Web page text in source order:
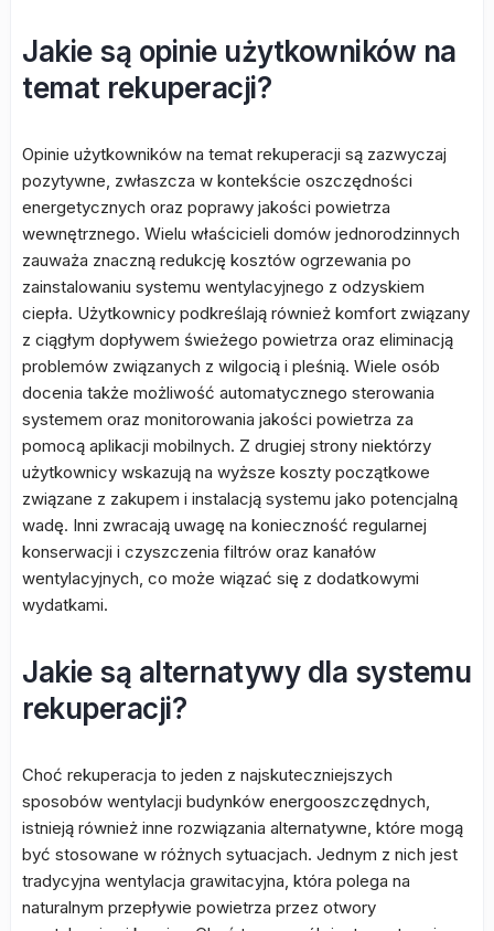
Jakie są opinie użytkowników na
temat rekuperacji?
Opinie użytkowników na temat rekuperacji są zazwyczaj
pozytywne, zwłaszcza w kontekście oszczędności
energetycznych oraz poprawy jakości powietrza
wewnętrznego. Wielu właścicieli domów jednorodzinnych
zauważa znaczną redukcję kosztów ogrzewania po
zainstalowaniu systemu wentylacyjnego z odzyskiem
ciepła. Użytkownicy podkreślają również komfort związany
z ciągłym dopływem świeżego powietrza oraz eliminacją
problemów związanych z wilgocią i pleśnią. Wiele osób
docenia także możliwość automatycznego sterowania
systemem oraz monitorowania jakości powietrza za
pomocą aplikacji mobilnych. Z drugiej strony niektórzy
użytkownicy wskazują na wyższe koszty początkowe
związane z zakupem i instalacją systemu jako potencjalną
wadę. Inni zwracają uwagę na konieczność regularnej
konserwacji i czyszczenia filtrów oraz kanałów
wentylacyjnych, co może wiązać się z dodatkowymi
wydatkami.
Jakie są alternatywy dla systemu
rekuperacji?
Choć rekuperacja to jeden z najskuteczniejszych
sposobów wentylacji budynków energooszczędnych,
istnieją również inne rozwiązania alternatywne, które mogą
być stosowane w różnych sytuacjach. Jednym z nich jest
tradycyjna wentylacja grawitacyjna, która polega na
naturalnym przepływie powietrza przez otwory